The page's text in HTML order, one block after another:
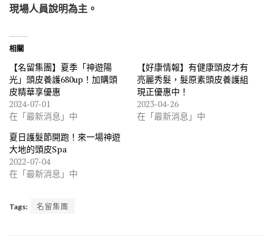
現場人員說明為主。
相關
【名留集團】夏季「神遊陽
光」頭皮養護680up！加購頭
皮精華享優惠
2024-07-01
在「最新消息」中
【好康情報】有健康頭皮才有
亮麗秀髮，髮原素頭皮養護組
現正優惠中！
2023-04-26
在「最新消息」中
夏日護髮節開跑！來一場神遊
大地的頭皮Spa
2022-07-04
在「最新消息」中
Tags: 名留集團